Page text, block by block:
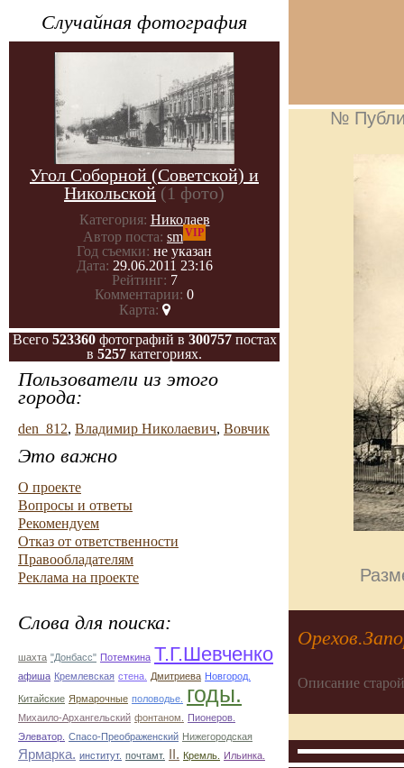
Случайная фотография
Угол Соборной (Советской) и
Никольской (1 фото)
Категория: Николаев
Автор поста: smVIP
Год съемки: не указан
Дата: 29.06.2011 23:16
Рейтинг: 7
Комментарии: 0
Карта:
Всего 523360фотографий в 300757постах
в 5257 категориях.
Пользователи из этого
города:
den_812, Владимир Николаевич, Вовчик
Это важно
О проекте
Вопросы и ответы
Рекомендуем
Отказ от ответственности
Правообладателям
Реклама на проекте
Слова для поиска:
шахта "Донбасс" Потемкина Т.Г.Шевченко
афиша Кремлевская стена. Дмитриева Новгород.
Китайские Ярмарочные половодье. годы.
Михаило-Архангельский фонтаном.
Пионеров.
Элеватор. Спасо-Преображенский Нижегородская
Ярмарка. институт. почтамт. II. Кремль.
Ильинка.
№
Описание